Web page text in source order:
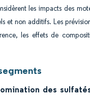
les impacts des
et non additifs. Les
les effets de
des